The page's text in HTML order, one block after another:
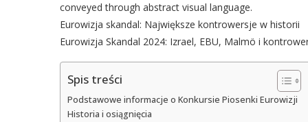
conveyed through abstract visual language.
Eurowizja skandal: Największe kontrowersje w historii
Eurowizja Skandal 2024: Izrael, EBU, Malmö i
Spis treści
Podstawowe informacje o Konkursie Piosenki Eurowizji
Historia i osiągnięcia